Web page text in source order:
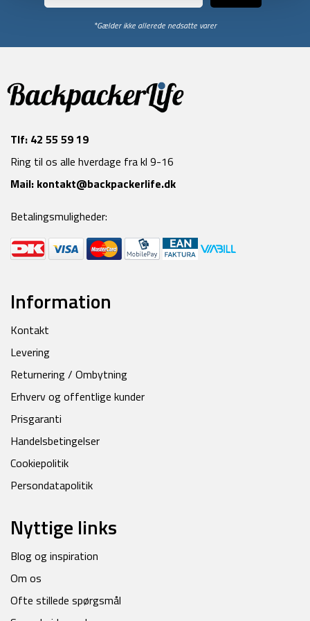
*Gælder ikke allerede nedsatte varer
Tlf: 42 55 59 19
Ring til os alle hverdage fra kl 9-16
Mail: kontakt@backpackerlife.dk
Betalingsmuligheder:
Information
Kontakt
Levering
Returnering / Ombytning
Erhverv og offentlige kunder
Prisgaranti
Handelsbetingelser
Cookiepolitik
Persondatapolitik
Nyttige links
Blog og inspiration
Om os
Ofte stillede spørgsmål